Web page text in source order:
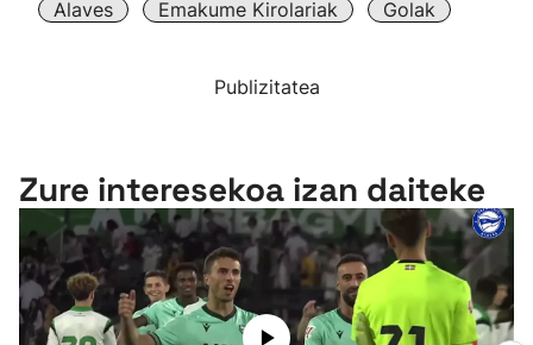
Alaves Emakume Kirolariak Golak
Publizitatea
Zure interesekoa izan daiteke